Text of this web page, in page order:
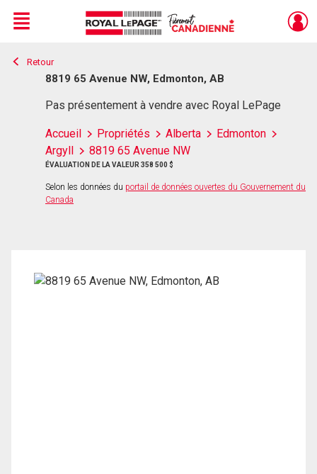
Live
En Direct
Menu
Retour
8819 65 Avenue NW, Edmonton, AB
Pas présentement à vendre avec Royal LePage
Accueil Propriétés Alberta
Edmonton
Argyll
8819 65 Avenue NW
ÉVALUATION DE LA VALEUR 358 500 $
Selon les données du portail de données ouvertes du Gouvernement du
Canada